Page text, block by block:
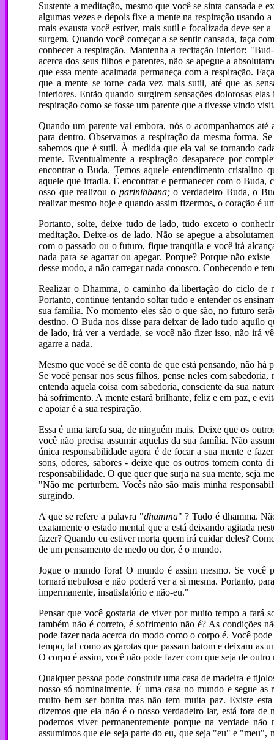
Sustente a meditação, mesmo que você se sinta cansada e
algumas vezes e depois fixe a mente na respiração
mais exausta você estiver, mais sutil e focalizada deve ser
surgem. Quando você começar a se sentir cansada, faça
conhecer a respiração. Mantenha a recitação interior:
acerca dos seus filhos e parentes, não se apegue a
que essa mente acalmada permaneça com a respiração.
que a mente se torne cada vez mais sutil, até que as
interiores. Então quando surgirem sensações dolorosas
respiração como se fosse um parente que a tivesse vindo
Quando um parente vai embora, nós o acompanhamos
para dentro. Observamos a respiração da mesma forma.
sabemos que é sutil. À medida que ela vai se tornando
mente. Eventualmente a respiração desaparece por
encontrar o Buda. Temos aquele entendimento cristalino
aquele que irradia. É encontrar e permanecer com o
osso que realizou o parinibbana;o verdadeiro Buda, o
realizar mesmo hoje e quando assim fizermos, o coração é
Portanto, solte, deixe tudo de lado, tudo exceto o
meditação. Deixe-os de lado. Não se apegue a
com o passado ou o futuro, fique tranqüila e você irá
nada para se agarrar ou apegar. Porque? Porque não
desse modo, a não carregar nada conosco. Conhecendo e
Realizar o Dhamma, o caminho da libertação do ciclo de
Portanto, continue tentando soltar tudo e entender os
sua família. No momento eles são o que são, no futuro
destino. O Buda nos disse para deixar de lado tudo aquilo
de lado, irá ver a verdade, se você não fizer isso, não irá
agarre a nada.
Mesmo que você se dê conta de que está pensando, não
Se você pensar nos seus filhos, pense neles com
entenda aquela coisa com sabedoria, consciente da sua
há sofrimento. A mente estará brilhante, feliz e em paz, e
e apoiar é a sua respiração.
Essa é uma tarefa sua, de ninguém mais. Deixe que os
você não precisa assumir aquelas da sua família. Não
única responsabilidade agora é de focar a sua mente e
sons, odores, sabores - deixe que os outros tomem conta
responsabilidade. O que quer que surja na sua mente, seja
"Não me perturbem. Vocês não são mais minha
surgindo.
A que se refere a palavra "dhamma" ? Tudo é dhamma.
exatamente o estado mental que a está deixando agitada
fazer? Quando eu estiver morta quem irá cuidar deles?
de um pensamento de medo ou dor, é o mundo.
Jogue o mundo fora! O mundo é assim mesmo. Se você
tornará nebulosa e não poderá ver a si mesma. Portanto,
impermanente, insatisfatório e não-eu."
Pensar que você gostaria de viver por muito tempo a fará
também não é correto, é sofrimento não é? As condições
pode fazer nada acerca do modo como o corpo é. Você
tempo, tal como as garotas que passam batom e deixam as
O corpo é assim, você não pode fazer com que seja de
Qualquer pessoa pode construir uma casa de madeira e
nosso só nominalmente. É uma casa no mundo e segue
muito bem ser bonita mas não tem muita paz. Existe
dizemos que ela não é o nosso verdadeiro lar, está fora
podemos viver permanentemente porque na verdade
assumimos que ele seja parte do eu, que seja "eu" e "meu",